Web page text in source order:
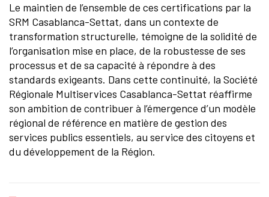
Le maintien de l’ensemble de ces certifications par la
SRM Casablanca-Settat, dans un contexte de
transformation structurelle, témoigne de la solidité de
l’organisation mise en place, de la robustesse de ses
processus et de sa capacité à répondre à des
standards exigeants. Dans cette continuité, la Société
Régionale Multiservices Casablanca-Settat réaffirme
son ambition de contribuer à l’émergence d’un modèle
régional de référence en matière de gestion des
services publics essentiels, au service des citoyens et
du développement de la Région.